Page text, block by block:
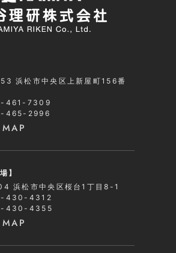
浜松市中央区上新屋町156番
461-7309
465-2996
】
浜松市中央区桜台1丁目8-1
430-4312
430-4355